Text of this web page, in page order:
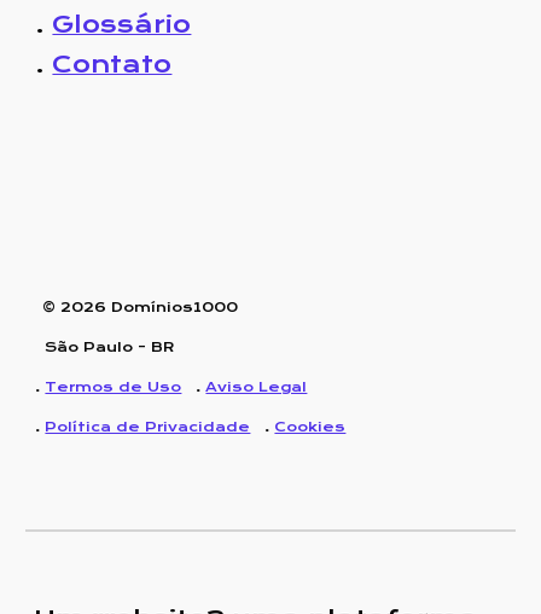
. Glossário
. Contato
© 2026 Domínios1000
São Paulo - BR
. Termos de Uso .Aviso Legal
. Política de Privacidade . Cookies